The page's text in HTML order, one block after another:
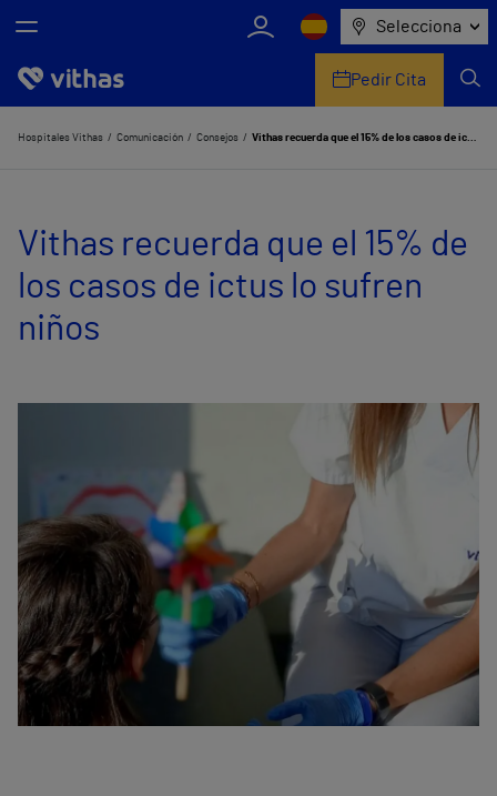
Selecciona
Nosotros
Servicios de salud
Equipo médico y asistencial
Comunicación
Pedir Cita
Hospitales Vithas Comunicación Consejos Vithas recuerda que el 15% de los casos de ictus lo sufren niños
Vithas recuerda que el 15% de
los casos de ictus lo sufren
niños